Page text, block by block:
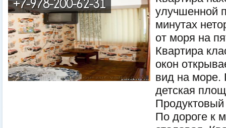
+7-978-200-62-31
улучшенной
минутах
от моря на
Квартира
окон
вид на
детская
По дороге к